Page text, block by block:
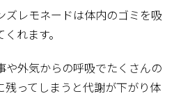
ズレモネードは体内のゴミを吸
れます。
や外気からの呼吸でたくさんの
ってしまうと代謝が下がり体